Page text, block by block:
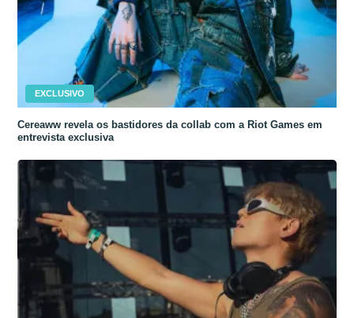
EXCLUSIVO
Cereaww revela os bastidores da collab com a Riot Games em
entrevista exclusiva